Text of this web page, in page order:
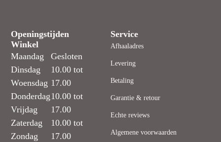
Openingstijden
Winkel
Maandag
Dinsdag
Woensdag
Donderdag
Vrijdag
Zaterdag
Zondag
Gesloten
10.00 tot
17.00
10.00 tot
17.00
10.00 tot
17.00
Service
Afhaaladres
Levering
Betaling
Garantie & retour
Echte reviews
Algemene voorwaarden